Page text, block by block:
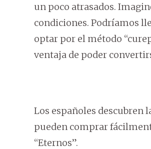
un poco atrasados.
condiciones. Podríamos
optar por el método
ventaja de poder
Los españoles descubren
pueden comprar
“Eternos”.